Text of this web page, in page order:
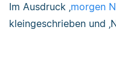
Im Ausdruck ‚morgen
kleingeschrieben und